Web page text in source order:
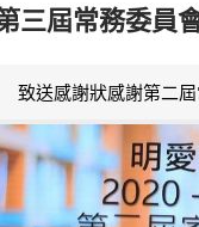
三屆常務委
致送感謝狀感謝第二